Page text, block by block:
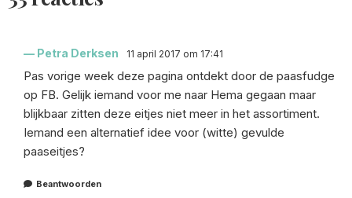
Petra Derksen 11 april 2017 om 17:41
Pas vorige week deze pagina ontdekt door de paasfudge
op FB. Gelijk iemand voor me naar Hema gegaan maar
blijkbaar zitten deze eitjes niet meer in het assortiment.
Iemand een alternatief idee voor (witte) gevulde
paaseitjes?
Beantwoorden